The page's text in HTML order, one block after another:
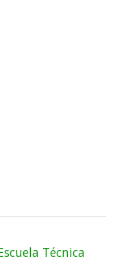
Técnica